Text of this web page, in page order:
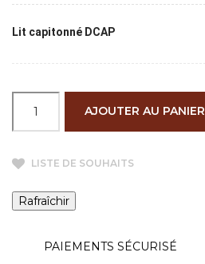
Lit capitonné DCAP
AJOUTER AU PANIER
LISTE DE SOUHAITS
PAIEMENTS SÉCURISÉ